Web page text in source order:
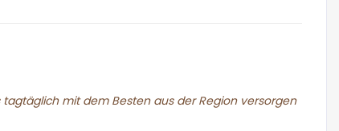
tagtäglich mit dem Besten aus der Region versorgen